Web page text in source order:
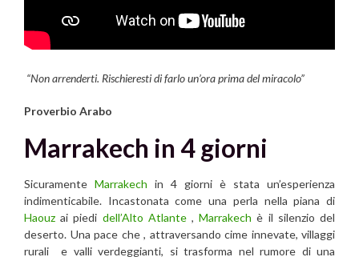
“Non arrenderti. Rischieresti di farlo un’ora prima del miracolo”
Proverbio Arabo
Marrakech in 4 giorni
Sicuramente Marrakech in 4 giorni è stata un’esperienza
indimenticabile. Incastonata come una perla nella piana di
Haouz ai piedi dell’Alto Atlante,Marrakech è il silenzio del
deserto. Una pace che , attraversando cime innevate, villaggi
rurali e valli verdeggianti, si trasforma nel rumore di una